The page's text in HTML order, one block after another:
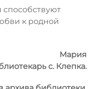
способствуют
к родной
Мария
с. Клепка.